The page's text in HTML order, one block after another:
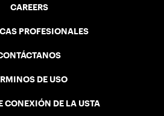
CAREERS
PROFESIONALES
DE USO
CONEXIÓN DE LA USTA